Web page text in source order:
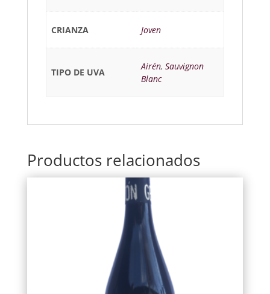
CRIANZA Joven
TIPO DE UVA
Airén, Sauvignon
Blanc
Productos relacionados